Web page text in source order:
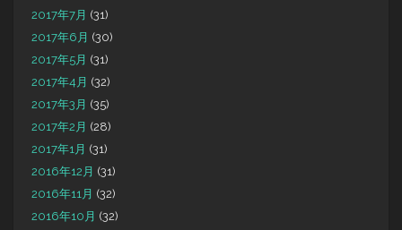
2017年7月 (31)
2017年6月 (30)
2017年5月 (31)
2017年4月 (32)
2017年3月 (35)
2017年2月 (28)
2017年1月 (31)
2016年12月 (31)
2016年11月 (32)
2016年10月 (32)